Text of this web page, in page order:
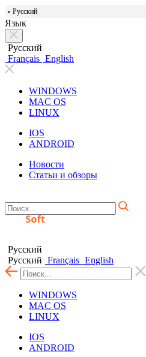
Русский
Язык
Русский
Français English
WINDOWS
MAC OS
LINUX
IOS
ANDROID
Новости
Статьи и обзоры
Русский
Русский Français English
WINDOWS
MAC OS
LINUX
IOS
ANDROID